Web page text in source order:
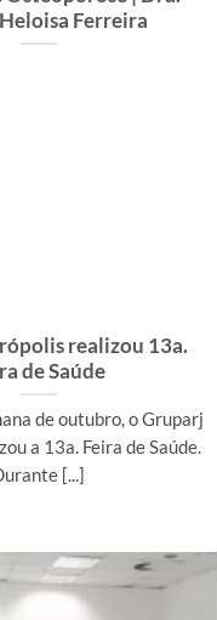
Ferreira
realizou 13a.
de Saúde
de outubro, o Gruparj
a 13a. Feira de Saúde.
[...]